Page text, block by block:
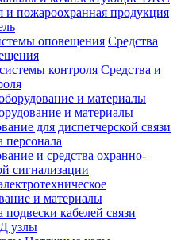
и пожароохранная продукция
Средства
Средства и
и материалы
для диспетчерской связи
персонала
и средства охранно-
сигнализации
и материалы
кабелей связи
узлы